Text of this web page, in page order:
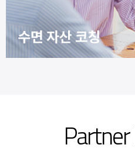
Partner